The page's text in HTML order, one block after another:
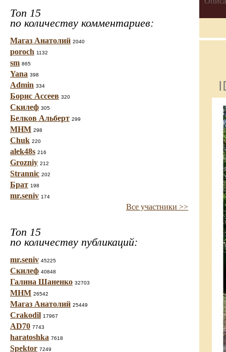
Топ 15
по количеству комментариев:
Магаз Анатолий 2040
poroch 1132
sm 865
Yana 398
Admin 334
Борис Ассеев 320
Скилеф 305
Белков Альберт 299
МНМ 298
Chuk 220
alek48s 216
Grozniy 212
Strannic 202
Брат 198
mr.seniv 174
Все участники >>
Топ 15
по количеству публикаций:
mr.seniv 45225
Скилеф 40848
Галина Шаненко 32703
МНМ 26542
Магаз Анатолий 25449
Crakodil 17967
AD70 7743
haratoshka 7618
Spektor 7249